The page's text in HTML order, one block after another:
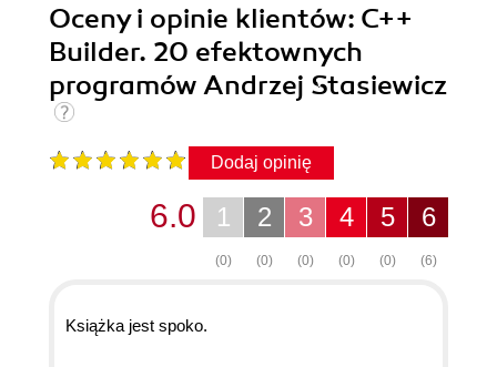
Oceny i opinie klientów: C++
Builder. 20 efektownych
programów Andrzej Stasiewicz
Dodaj opinię
6
(6)
5
(0)
4
(0)
3
(0)
2
(0)
1
(0)
6.0
Książka jest spoko.